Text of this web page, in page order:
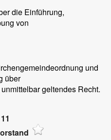
die Einführung,
von
und
über
geltendes Recht.